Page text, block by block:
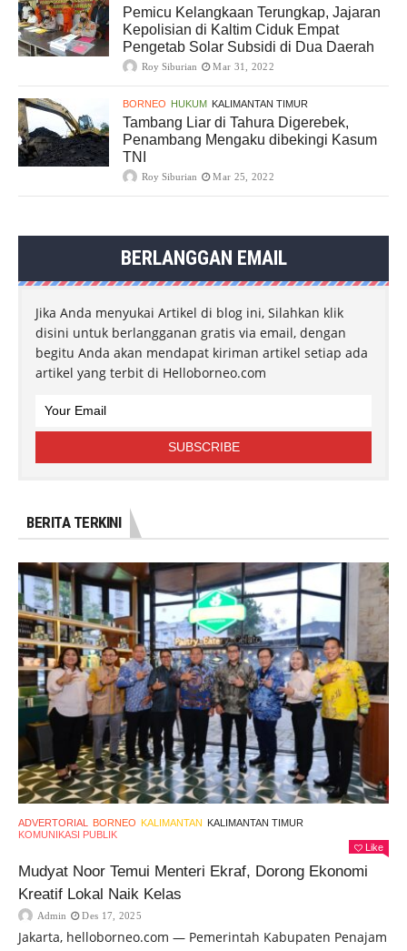
Pemicu Kelangkaan Terungkap, Jajaran
Kepolisian di Kaltim Ciduk Empat
Pengetab Solar Subsidi di Dua Daerah
Roy Siburian Mar 31, 2022
BORNEO HUKUM KALIMANTAN TIMUR
Tambang Liar di Tahura Digerebek,
Penambang Mengaku dibekingi Kasum
TNI
Roy Siburian Mar 25, 2022
BERLANGGAN EMAIL
Jika Anda menyukai Artikel di blog ini, Silahkan klik
disini untuk berlangganan gratis via email, dengan
begitu Anda akan mendapat kiriman artikel setiap ada
artikel yang terbit di Helloborneo.com
BERITA TERKINI
ADVERTORIAL BORNEO KALIMANTAN KALIMANTAN TIMUR
KOMUNIKASI PUBLIK
Like
Mudyat Noor Temui Menteri Ekraf, Dorong Ekonomi
Kreatif Lokal Naik Kelas
Admin Des 17, 2025
Jakarta, helloborneo.com — Pemerintah Kabupaten Penajam